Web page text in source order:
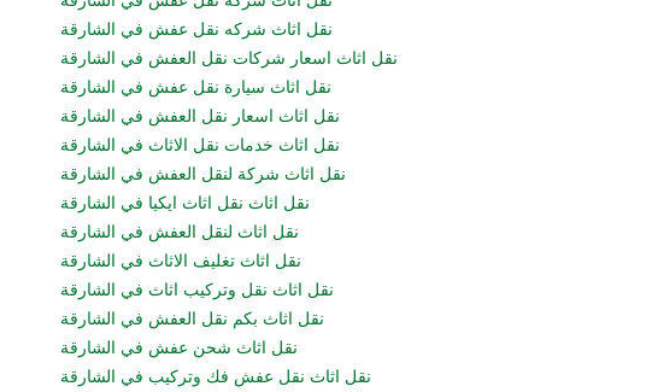
نقل اثاث شركه نقل عفش في الشارقة
نقل اثاث اسعار شركات نقل العفش في الشارقة
نقل اثاث سيارة نقل عفش في الشارقة
نقل اثاث اسعار نقل العفش في الشارقة
نقل اثاث خدمات نقل الاثاث في الشارقة
نقل اثاث شركة لنقل العفش في الشارقة
نقل اثاث نقل اثاث ايكيا في الشارقة
نقل اثاث لنقل العفش في الشارقة
نقل اثاث تغليف الاثاث في الشارقة
نقل اثاث نقل وتركيب اثاث في الشارقة
نقل اثاث بكم نقل العفش في الشارقة
نقل اثاث شحن عفش في الشارقة
نقل اثاث نقل عفش فك وتركيب في الشارقة